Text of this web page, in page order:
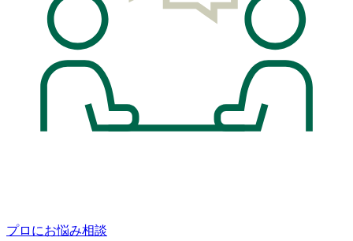
プロにお悩み相談